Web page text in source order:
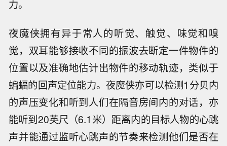
力。
夜魔侠拥有异于常人的听觉、触觉、味觉和嗅
觉，双耳能够接收不同的振波去断定一件物件的
位置以及准确地估计出物件的移动轨迹，类似于
蝙蝠的回声定位能力。夜魔侠亦可以检测1分贝内
的声压变化和听到人们在隔音房间内的对话，亦
能听到20英尺（6.1米）距离内的目标人物的心跳
声并能通过监听心跳声的节奏来检测他们是否在